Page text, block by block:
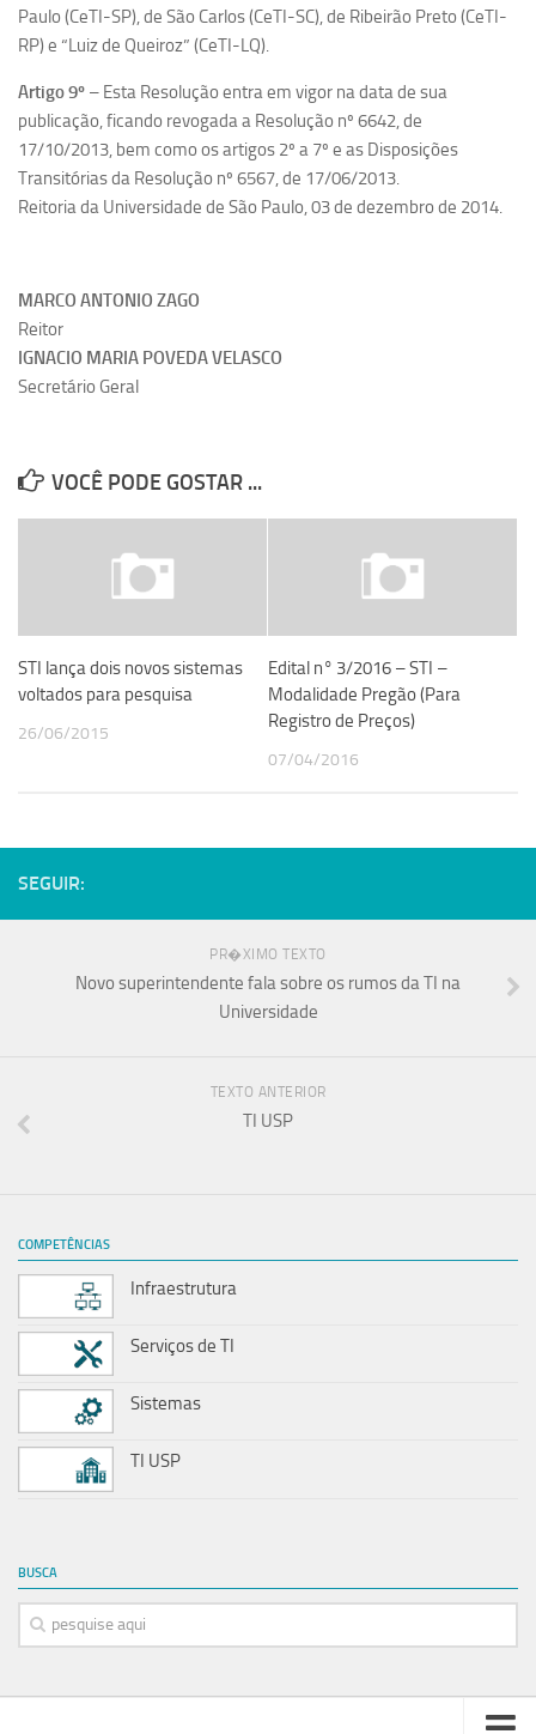
Paulo (CeTI-SP), de São Carlos (CeTI-SC), de Ribeirão Preto (CeTI-
RP) e “Luiz de Queiroz” (CeTI-LQ).
Artigo 9º – Esta Resolução entra em vigor na data de sua
publicação, ficando revogada a Resolução nº 6642, de
17/10/2013, bem como os artigos 2º a 7º e as Disposições
Transitórias da Resolução nº 6567, de 17/06/2013.
Reitoria da Universidade de São Paulo, 03 de dezembro de 2014.
MARCO ANTONIO ZAGO
Reitor
IGNACIO MARIA POVEDA VELASCO
Secretário Geral
VOCÊ PODE GOSTAR ...
STI lança dois novos sistemas
voltados para pesquisa
26/06/2015
Edital n° 3/2016 – STI –
Modalidade Pregão (Para
Registro de Preços)
07/04/2016
SEGUIR:
PR�XIMO TEXTO
Novo superintendente fala sobre os rumos da TI na
Universidade
TEXTO ANTERIOR
TI USP
COMPETÊNCIAS
Infraestrutura
Serviços de TI
Sistemas
TI USP
BUSCA